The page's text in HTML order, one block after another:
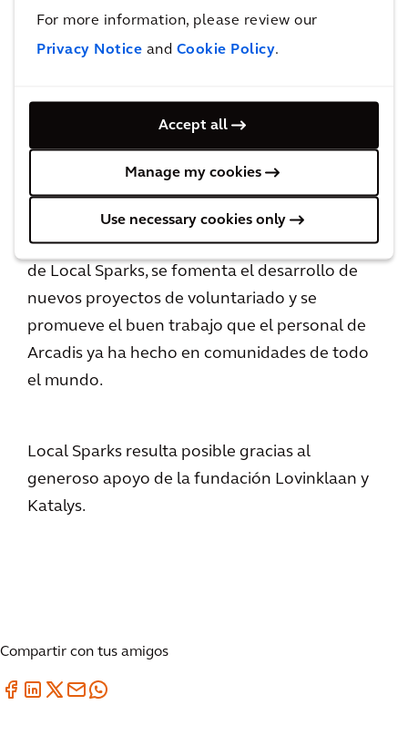
For more information, please review our
Privacy Notice and Cookie Policy.
Accept all
Manage my cookies
Use necessary cookies only
orientamos a estudiantes de matemáticas,
El principal objetivo del programa Local Sparks
es alentar a todos los Arcadianos a contribuir
con su tiempo y experiencia para mejorar la
calidad de vida en las comunidades. A través
de Local Sparks, se fomenta el desarrollo de
nuevos proyectos de voluntariado y se
promueve el buen trabajo que el personal de
Arcadis ya ha hecho en comunidades de todo
el mundo.
Local Sparks resulta posible gracias al
generoso apoyo de la fundación Lovinklaan y
Katalys.
Compartir con tus amigos